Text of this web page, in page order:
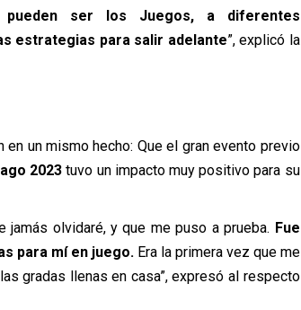
pueden ser los Juegos, a diferentes
estrategias para salir adelante”, explicó la
un mismo hecho: Que el gran evento previo
2023 tuvo un impacto muy positivo para su
jamás olvidaré, y que me puso a prueba. Fue
para mí en juego.Era la primera vez que me
gradas llenas en casa”, expresó al respecto